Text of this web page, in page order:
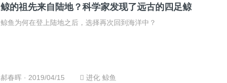
鲸的祖先来自陆地？科学家发现了远古的四足鲸
鲸鱼为何在登上陆地之后，选择再次回到海洋中？
郝春晖 · 2019/04/15 进化 鲸鱼